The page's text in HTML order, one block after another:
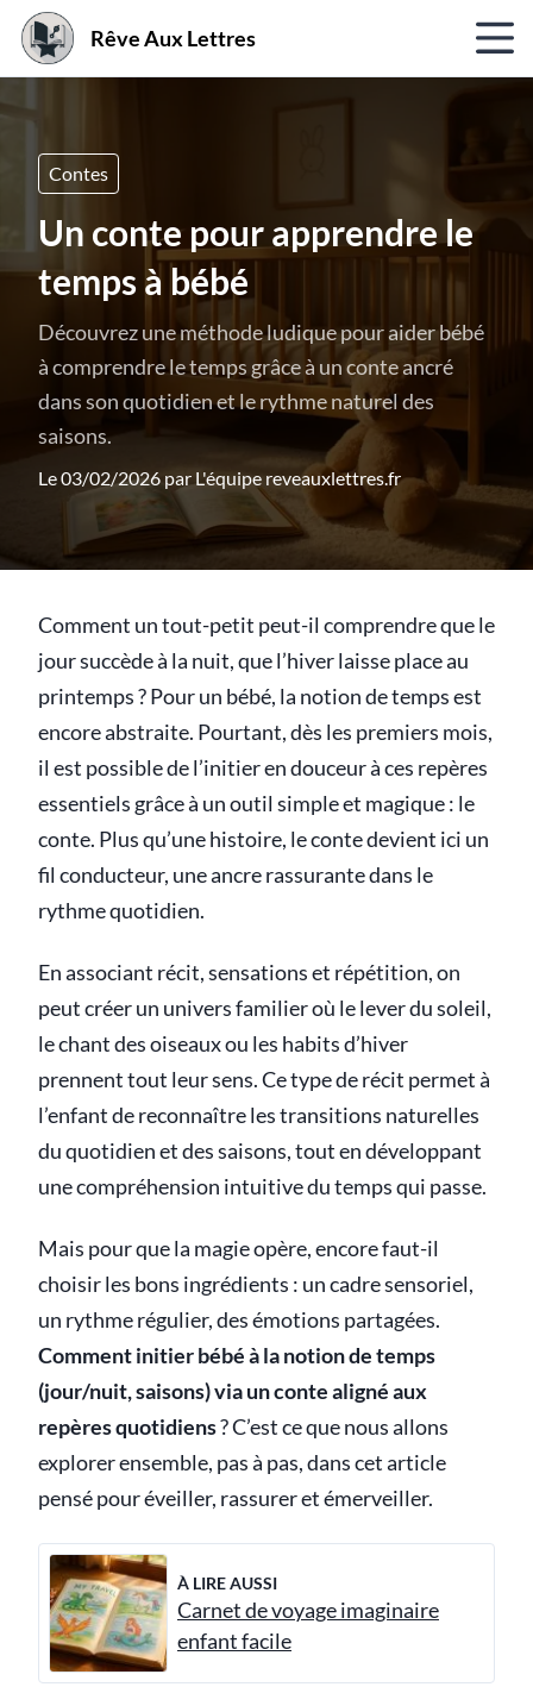
Rêve Aux Lettres
Contes
Un conte pour apprendre le
temps à bébé
Découvrez une méthode ludique pour aider bébé
à comprendre le temps grâce à un conte ancré
dans son quotidien et le rythme naturel des
saisons.
Le 03/02/2026 par L'équipe reveauxlettres.fr
Comment un tout-petit peut-il comprendre que le
jour succède à la nuit, que l’hiver laisse place au
printemps ? Pour un bébé, la notion de temps est
encore abstraite. Pourtant, dès les premiers mois,
il est possible de l’initier en douceur à ces repères
essentiels grâce à un outil simple et magique : le
conte. Plus qu’une histoire, le conte devient ici un
fil conducteur, une ancre rassurante dans le
rythme quotidien.
En associant récit, sensations et répétition, on
peut créer un univers familier où le lever du soleil,
le chant des oiseaux ou les habits d’hiver
prennent tout leur sens. Ce type de récit permet à
l’enfant de reconnaître les transitions naturelles
du quotidien et des saisons, tout en développant
une compréhension intuitive du temps qui passe.
Mais pour que la magie opère, encore faut-il
choisir les bons ingrédients : un cadre sensoriel,
un rythme régulier, des émotions partagées.
Comment initier bébé à la notion de temps
(jour/nuit, saisons) via un conte aligné aux
repères quotidiens? C’est ce que nous allons
explorer ensemble, pas à pas, dans cet article
pensé pour éveiller, rassurer et émerveiller.
À LIRE AUSSI
Carnet de voyage imaginaire
enfant facile